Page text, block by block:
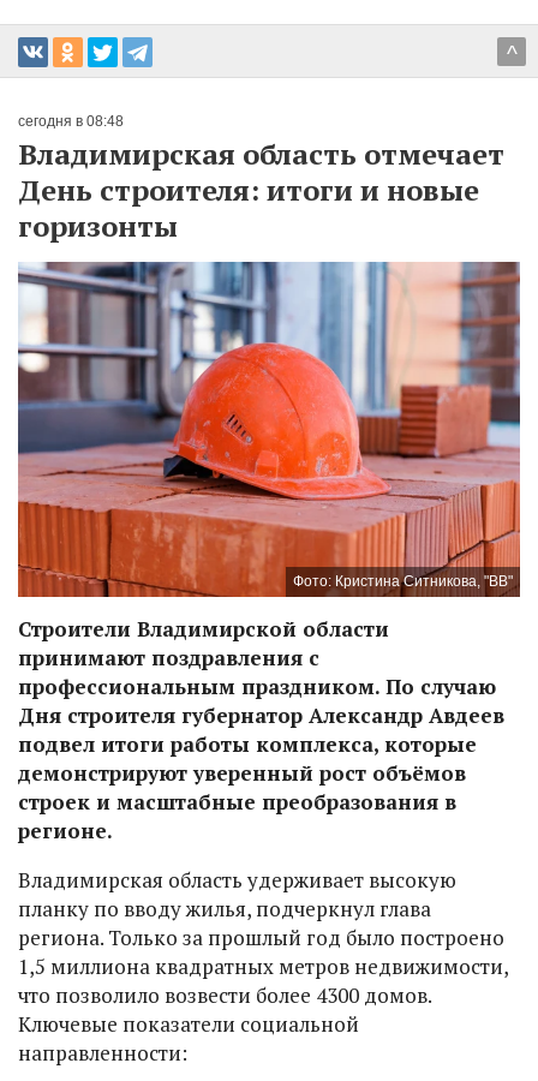
^
сегодня в 08:48
Владимирская область отмечает
День строителя: итоги и новые
горизонты
Фото: Кристина Ситникова, "ВВ"
Строители Владимирской области
принимают поздравления с
профессиональным праздником. По случаю
Дня строителя губернатор Александр Авдеев
подвел итоги работы комплекса, которые
демонстрируют уверенный рост объёмов
строек и масштабные преобразования в
регионе.
Владимирская область удерживает высокую
планку по вводу жилья, подчеркнул глава
региона. Только за прошлый год было построено
1,5 миллиона квадратных метров недвижимости,
что позволило возвести более 4300 домов.
Ключевые показатели социальной
направленности: